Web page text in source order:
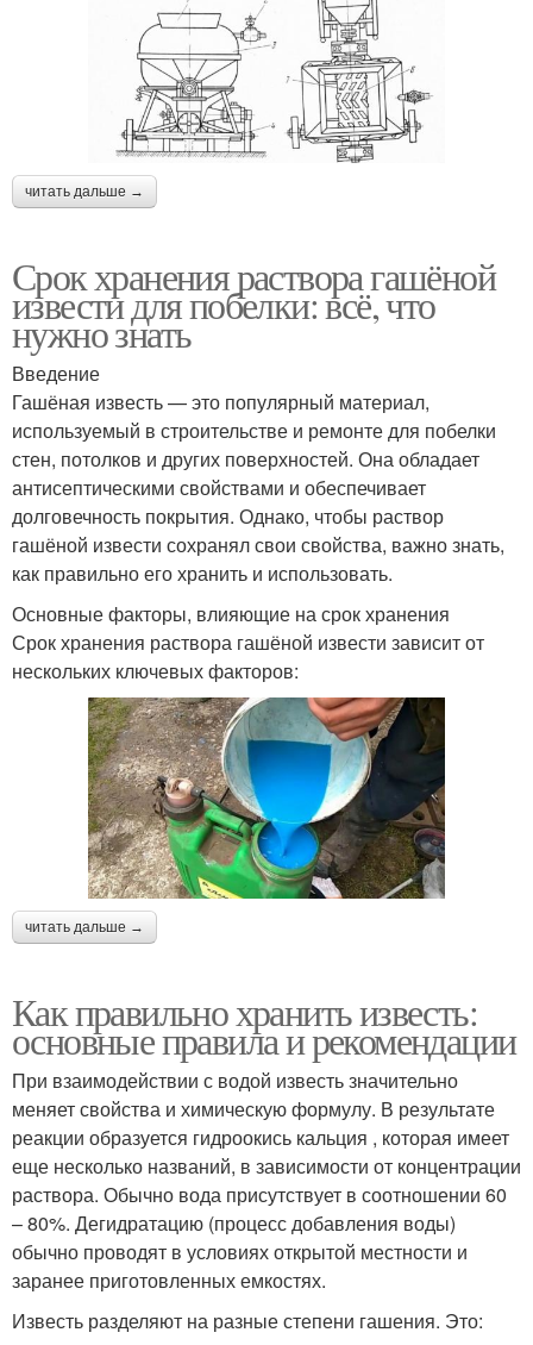
читать дальше →
Срок хранения раствора гашёной
извести для побелки: всё, что
нужно знать
Введение
Гашёная известь — это популярный материал,
используемый в строительстве и ремонте для побелки
стен, потолков и других поверхностей. Она обладает
антисептическими свойствами и обеспечивает
долговечность покрытия. Однако, чтобы раствор
гашёной извести сохранял свои свойства, важно знать,
как правильно его хранить и использовать.
Основные факторы, влияющие на срок хранения
Срок хранения раствора гашёной извести зависит от
нескольких ключевых факторов:
читать дальше →
Как правильно хранить известь:
основные правила и рекомендации
При взаимодействии с водой известь значительно
меняет свойства и химическую формулу. В результате
реакции образуется гидроокись кальция , которая имеет
еще несколько названий, в зависимости от концентрации
раствора. Обычно вода присутствует в соотношении 60
– 80%. Дегидратацию (процесс добавления воды)
обычно проводят в условиях открытой местности и
заранее приготовленных емкостях.
Известь разделяют на разные степени гашения. Это: